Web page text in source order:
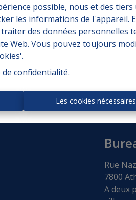
possible, nous et des
les informations de l'appareil.
des données personnelles
Web. Vous pouvez toujours
de confidentialité.
Les cookies nécessaires
Rue
7800
A deux